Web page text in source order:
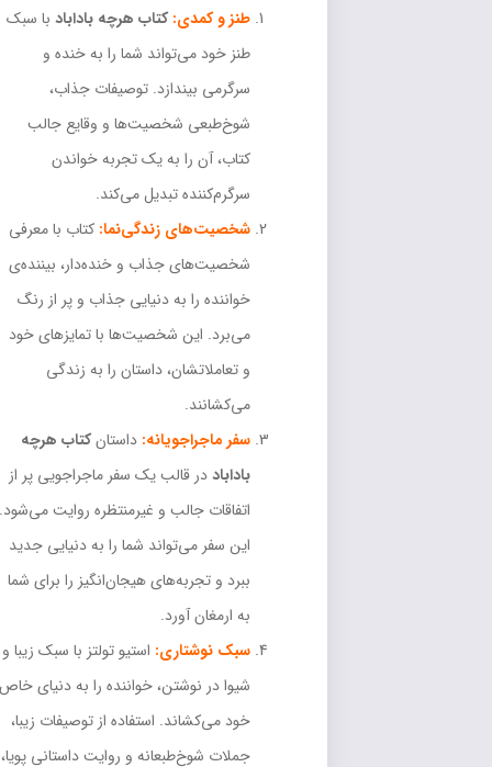
طنز و کمدی:کتاب هرچه بادابادبا سبک
طنز خود می‌تواند شما را به خنده و
سرگرمی بیندازد. توصیفات جذاب،
شوخ‌طبعی شخصیت‌ها و وقایع جالب
کتاب، آن را به یک تجربه خواندن
سرگرم‌کننده تبدیل می‌کند.
شخصیت‌های زندگی‌نما:کتاب با معرفی
شخصیت‌های جذاب و خنده‌دار، بیننده‌ی
خواننده را به دنیایی جذاب و پر از رنگ
می‌برد. این شخصیت‌ها با تمایزهای خود
و تعاملاتشان، داستان را به زندگی
می‌کشانند.
سفر ماجراجویانه:داستان کتاب هرچه
در قالب یک سفر ماجراجویی پر از
اتفاقات جالب و غیرمنتظره روایت می‌شود.
این سفر می‌تواند شما را به دنیایی جدید
ببرد و تجربه‌های هیجان‌انگیز را برای شما
به ارمغان آورد.
سبک نوشتاری:استیو تولتز با سبک زیبا و
شیوا در نوشتن، خواننده را به دنیای خاص
خود می‌کشاند. استفاده از توصیفات زیبا،
جملات شوخ‌طبعانه و روایت داستانی پویا،